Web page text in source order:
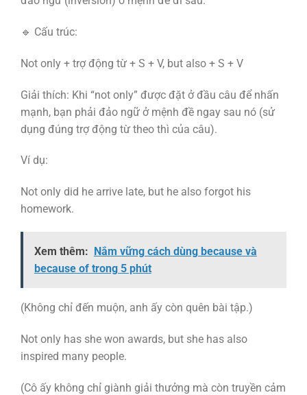
🔹 Cấu trúc:
Not only + trợ động từ + S + V, but also + S + V
Giải thích: Khi “not only” được đặt ở đầu câu để nhấn
mạnh, bạn phải đảo ngữ ở mệnh đề ngay sau nó (sử
dụng đúng trợ động từ theo thì của câu).
Ví dụ:
Not only did he arrive late, but he also forgot his
homework.
Xem thêm: Nắm vững cách dùng because và
because of trong 5 phút
(Không chỉ đến muộn, anh ấy còn quên bài tập.)
Not only has she won awards, but she has also
inspired many people.
(Cô ấy không chỉ giành giải thưởng mà còn truyền cảm